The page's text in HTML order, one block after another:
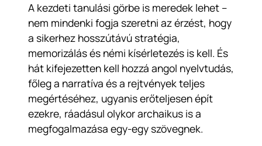
A kezdeti tanulási görbe is meredek lehet –
nem mindenki fogja szeretni az érzést, hogy
a sikerhez hosszútávú stratégia,
memorizálás és némi kísérletezés is kell. És
hát kifejezetten kell hozzá angol nyelvtudás,
főleg a narratíva és a rejtvények teljes
megértéséhez, ugyanis erőteljesen épít
ezekre, ráadásul olykor archaikus is a
megfogalmazása egy-egy szövegnek.